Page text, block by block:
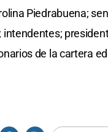
Piedrabuena;
de la cartera